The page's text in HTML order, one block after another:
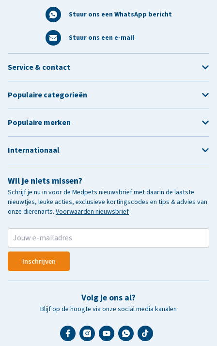
Stuur ons een WhatsApp bericht
Stuur ons een e-mail
Wil je niets missen?
Schrijf je nu in voor de Medpets nieuwsbrief met daarin de laatste
nieuwtjes, leuke acties, exclusieve kortingscodes en tips & advies van
onze dierenarts. Voorwaarden nieuwsbrief
Inschrijven
Volg je ons al?
Blijf op de hoogte via onze social media kanalen
Service & contact
Populaire categorieën
Populaire merken
Internationaal